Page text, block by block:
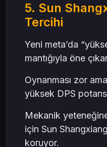
5. Sun
Tercihi
Yeni meta’da
mantığıyla öne
Oynanması zor
yüksek DPS
Mekanik
için Sun
koruyor.